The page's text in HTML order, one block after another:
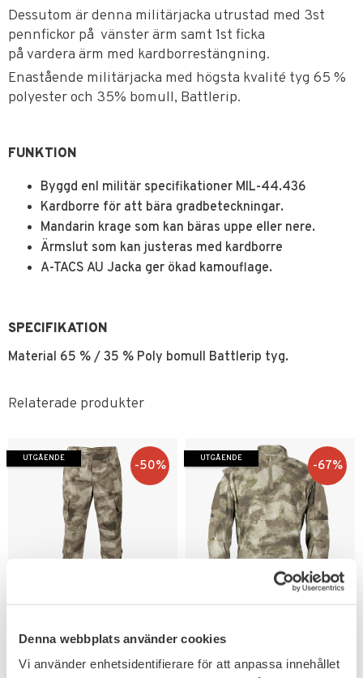
Denna webbplats använder cookies
Vi använder enhetsidentifierare för att anpassa innehållet
Dessutom är denna militärjacka utrustad med 3st
pennfickor på vänster ärm samt 1st ficka
på vardera ärm med kardborrestängning.
Enastående militärjacka med högsta kvalité tyg 65 %
polyester och 35% bomull, Battlerip.
FUNKTION
Byggd enl militär specifikationer MIL-44.436
Kardborre för att bära gradbeteckningar.
Mandarin krage som kan bäras uppe eller nere.
Ärmslut som kan justeras med kardborre
A-TACS AU Jacka ger ökad kamouflage.
SPECIFIKATION
Material 65 % / 35 % Poly bomull Battlerip tyg.
Relaterade produkter
Combat Byxor
Utgående modell, få storlekar
kvar.
50%
UTGÅENDE
Lägg till i favoriter
Combat Skjorta
Fantastisk kvalité på Propper
combat skjorta.
67%
UTGÅENDE